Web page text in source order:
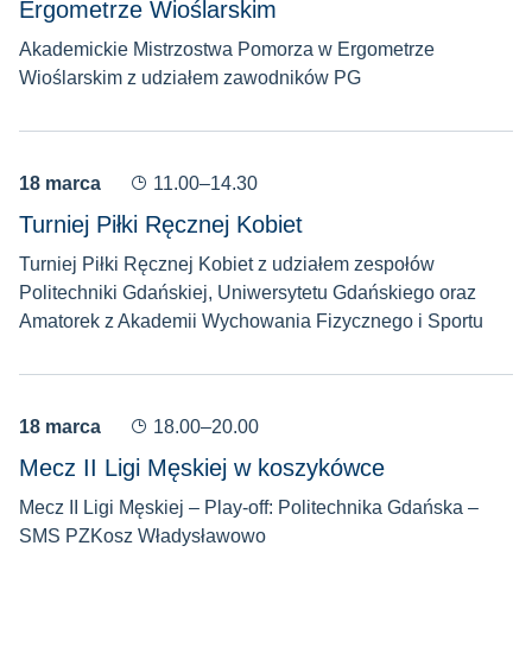
Ergometrze Wioślarskim
Akademickie Mistrzostwa Pomorza w Ergometrze
Wioślarskim z udziałem zawodników PG
18 marca 11.00–14.30
Turniej Piłki Ręcznej Kobiet
Turniej Piłki Ręcznej Kobiet z udziałem zespołów
Politechniki Gdańskiej, Uniwersytetu Gdańskiego oraz
Amatorek z Akademii Wychowania Fizycznego i Sportu
18 marca 18.00–20.00
Mecz II Ligi Męskiej w koszykówce
Mecz II Ligi Męskiej – Play-off: Politechnika Gdańska –
SMS PZKosz Władysławowo